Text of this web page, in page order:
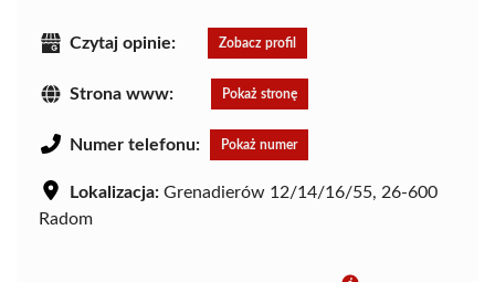
Czytaj opinie: Zobacz profil
Strona www: Pokaż stronę
Numer telefonu: Pokaż numer
Lokalizacja: Grenadierów 12/14/16/55, 26-600
Radom